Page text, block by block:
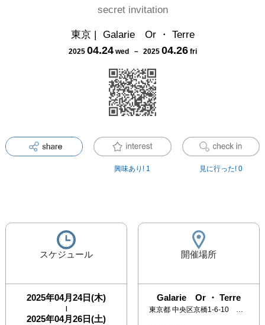
secret invitation
東京| Galarie Or ・ Terre
2025 04.24 wed － 2025 04.26 fri
興味あり! 1 見に行った! 0
スケジュール
2025年04月24日(木)
|
2025年04月26日(土)
開催場所
Galarie Or ・ Terre
東京都 中央区京橋1-6-10 ミカタビル地下1階